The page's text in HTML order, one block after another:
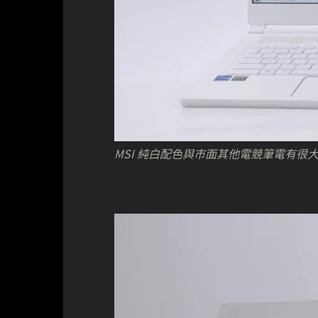
MSI 純白配色與市面其他電競筆電有很